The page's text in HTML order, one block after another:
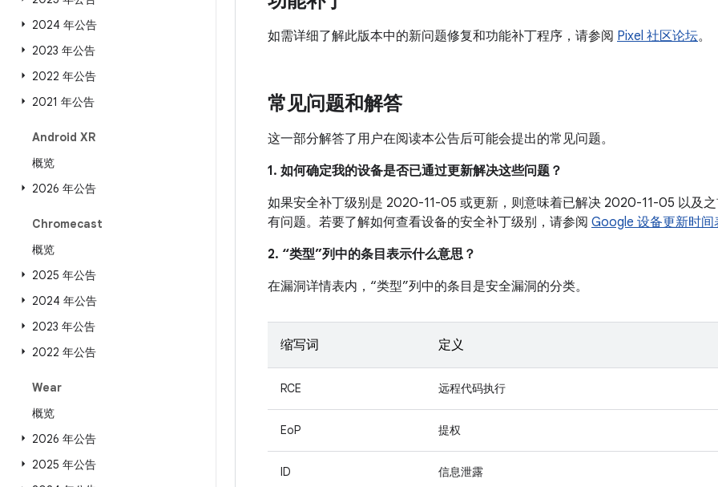
2024 年公告
2023 年公告
2022 年公告
2021 年公告
Android XR
概览
2026 年公告
Chromecast
概览
2025 年公告
2024 年公告
2023 年公告
2022 年公告
Wear
概览
2026 年公告
2025 年公告
如需详细了解此版本中的新问题修复和功能补丁程序，请参阅 Pixel 社区论坛。
常见问题和解答
这一部分解答了用户在阅读本公告后可能会提出的常见问题。
1. 如何确定我的设备是否已通过更新解决这些问题？
如果安全补丁级别是 2020-11-05 或更新，则意味着已解决 2020-11-05 以及
有问题。若要了解如何查看设备的安全补丁级别，请参阅 Google 设备更新时间
2. “类型”列中的条目表示什么意思？
在漏洞详情表内，“类型”列中的条目是安全漏洞的分类。
缩写词 定义
RCE 远程代码执行
EoP 提权
ID 信息泄露